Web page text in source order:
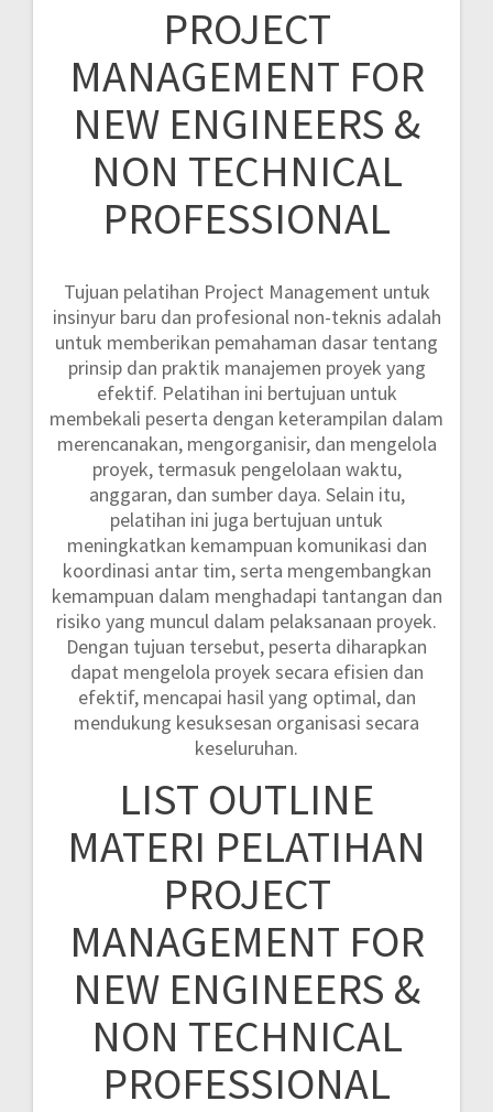
PROJECT
MANAGEMENT FOR
NEW ENGINEERS &
NON TECHNICAL
PROFESSIONAL
Tujuan pelatihan Project Management untuk
insinyur baru dan profesional non-teknis adalah
untuk memberikan pemahaman dasar tentang
prinsip dan praktik manajemen proyek yang
efektif. Pelatihan ini bertujuan untuk
membekali peserta dengan keterampilan dalam
merencanakan, mengorganisir, dan mengelola
proyek, termasuk pengelolaan waktu,
anggaran, dan sumber daya. Selain itu,
pelatihan ini juga bertujuan untuk
meningkatkan kemampuan komunikasi dan
koordinasi antar tim, serta mengembangkan
kemampuan dalam menghadapi tantangan dan
risiko yang muncul dalam pelaksanaan proyek.
Dengan tujuan tersebut, peserta diharapkan
dapat mengelola proyek secara efisien dan
efektif, mencapai hasil yang optimal, dan
mendukung kesuksesan organisasi secara
keseluruhan.
LIST OUTLINE
MATERI PELATIHAN
PROJECT
MANAGEMENT FOR
NEW ENGINEERS &
NON TECHNICAL
PROFESSIONAL